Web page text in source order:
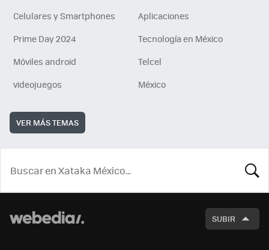
Celulares y Smartphones
Aplicaciones
Prime Day 2024
Tecnología en México
Móviles android
Telcel
videojuegos
México
VER MÁS TEMAS
SUBIR